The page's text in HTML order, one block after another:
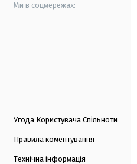
Ми в соцмережах:
Угода Користувача Спільноти
Правила коментування
Технічна інформація